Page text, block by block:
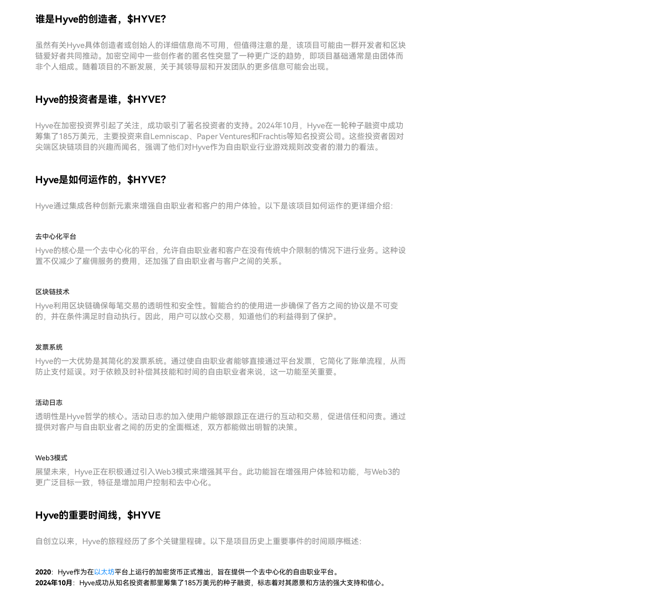
谁是Hyve的创造者，$HYVE？
虽然有关Hyve具体创造者或创始人的详细信息尚不可用，但值得注意的是，该项目可能由一群开发者和区块
链爱好者共同推动。加密空间中一些创作者的匿名性突显了一种更广泛的趋势，即项目基础通常是由团体而
非个人组成。随着项目的不断发展，关于其领导层和开发团队的更多信息可能会出现。
Hyve的投资者是谁，$HYVE？
Hyve在加密投资界引起了关注，成功吸引了著名投资者的支持。2024年10月，Hyve在一轮种子融资中成功
筹集了185万美元，主要投资来自Lemniscap、Paper Ventures和Frachtis等知名投资公司。这些投资者因对
尖端区块链项目的兴趣而闻名，强调了他们对Hyve作为自由职业行业游戏规则改变者的潜力的看法。
Hyve是如何运作的，$HYVE？
Hyve通过集成各种创新元素来增强自由职业者和客户的用户体验。以下是该项目如何运作的更详细介绍：
去中心化平台
Hyve的核心是一个去中心化的平台，允许自由职业者和客户在没有传统中介限制的情况下进行业务。这种设
置不仅减少了雇佣服务的费用，还加强了自由职业者与客户之间的关系。
区块链技术
Hyve利用区块链确保每笔交易的透明性和安全性。智能合约的使用进一步确保了各方之间的协议是不可变
的，并在条件满足时自动执行。因此，用户可以放心交易，知道他们的利益得到了保护。
发票系统
Hyve的一大优势是其简化的发票系统。通过使自由职业者能够直接通过平台发票，它简化了账单流程，从而
防止支付延误。对于依赖及时补偿其技能和时间的自由职业者来说，这一功能至关重要。
活动日志
透明性是Hyve哲学的核心。活动日志的加入使用户能够跟踪正在进行的互动和交易，促进信任和问责。通过
提供对客户与自由职业者之间的历史的全面概述，双方都能做出明智的决策。
Web3模式
展望未来，Hyve正在积极通过引入Web3模式来增强其平台。此功能旨在增强用户体验和功能，与Web3的
更广泛目标一致，特征是增加用户控制和去中心化。
Hyve的重要时间线，$HYVE
自创立以来，Hyve的旅程经历了多个关键里程碑。以下是项目历史上重要事件的时间顺序概述：
2020：Hyve作为在以太坊平台上运行的加密货币正式推出，旨在提供一个去中心化的自由职业平台。
2024年10月 ：Hyve成功从知名投资者那里筹集了185万美元的种子融资，标志着对其愿景和方法的强大支持和信心。